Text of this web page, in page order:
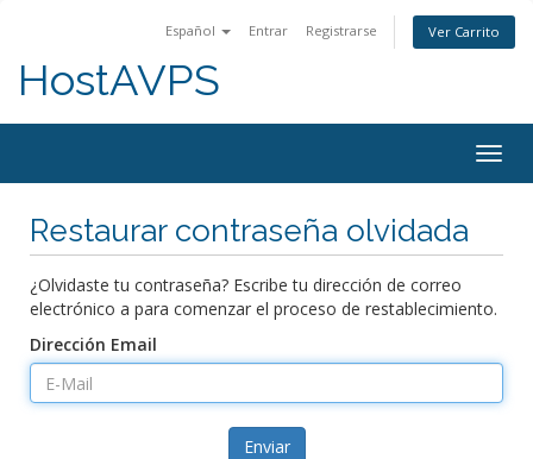
Español Entrar Registrarse Ver Carrito
HostAVPS
Restaurar contraseña olvidada
¿Olvidaste tu contraseña? Escribe tu dirección de correo
electrónico a para comenzar el proceso de restablecimiento.
Dirección Email
Enviar